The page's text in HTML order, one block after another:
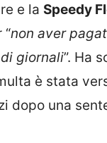
e la Speedy
“non aver
giornali”. Ha
è stata
dopo una